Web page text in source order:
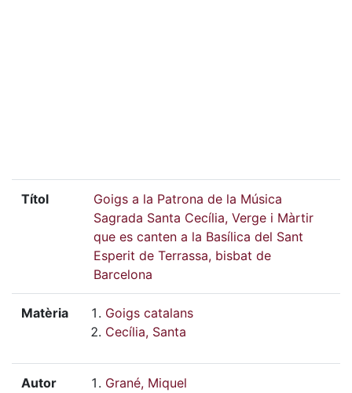
Títol
Goigs a la Patrona de la Música
Sagrada Santa Cecília, Verge i Màrtir
que es canten a la Basílica del Sant
Esperit de Terrassa, bisbat de
Barcelona
Matèria
Goigs catalans
Cecília, Santa
Autor
Grané, Miquel